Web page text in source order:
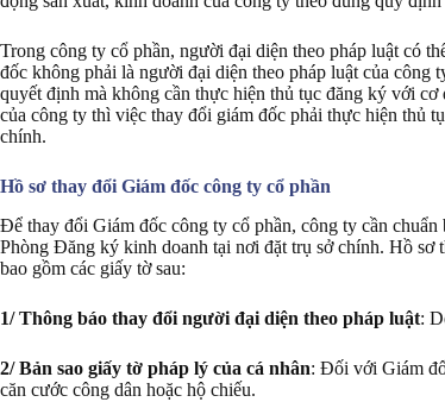
Trong công ty cổ phần, người đại diện theo pháp luật có
đốc không phải là người đại diện theo pháp luật của
quyết định mà không cần thực hiện thủ tục đăng ký với
của công ty thì việc thay đổi giám đốc phải thực hiện thủ
chính.
Hồ sơ thay đổi Giám đốc công ty cổ phần
Để thay đổi Giám đốc công ty cổ phần, công ty cần
Phòng Đăng ký kinh doanh tại nơi đặt trụ sở chính. Hồ sơ
bao gồm các giấy tờ sau:
1/ Thông báo thay đổi người đại diện theo pháp luật:
2/ Bản sao giấy tờ pháp lý của cá nhân: Đối với Giám
căn cước công dân hoặc hộ chiếu.